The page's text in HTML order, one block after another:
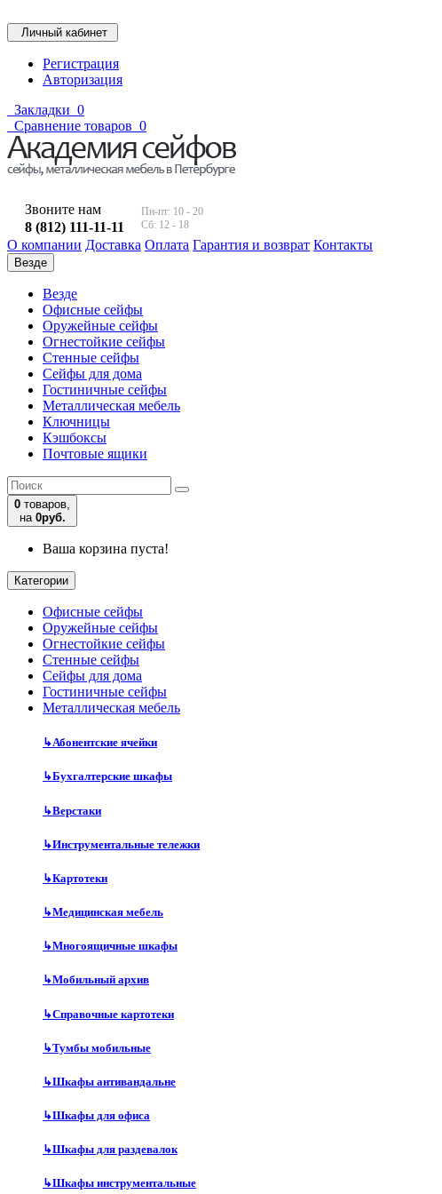
Личный кабинет
Регистрация
Авторизация
Закладки 0
Сравнение товаров 0
Звоните нам
Пн-пт: 10 - 20
Сб: 12 - 18
8 (812) 111-11-11
О компании Доставка Оплата Гарантия и возврат Контакты
Везде
Везде
Офисные сейфы
Оружейные сейфы
Огнестойкие сейфы
Стенные сейфы
Сейфы для дома
Гостиничные сейфы
Металлическая мебель
Ключницы
Кэшбоксы
Почтовые ящики
0 товаров,
на 0руб.
Ваша корзина пуста!
Категории
Офисные сейфы
Оружейные сейфы
Огнестойкие сейфы
Стенные сейфы
Сейфы для дома
Гостиничные сейфы
Металлическая мебель
↳Абонентские ячейки
↳Бухгалтерские шкафы
↳Верстаки
↳Инструментальные тележки
↳Картотеки
↳Медицинская мебель
↳Многоящичные шкафы
↳Мобильный архив
↳Справочные картотеки
↳Тумбы мобильные
↳Шкафы антивандальне
↳Шкафы для офиса
↳Шкафы для раздевалок
↳Шкафы инструментальные